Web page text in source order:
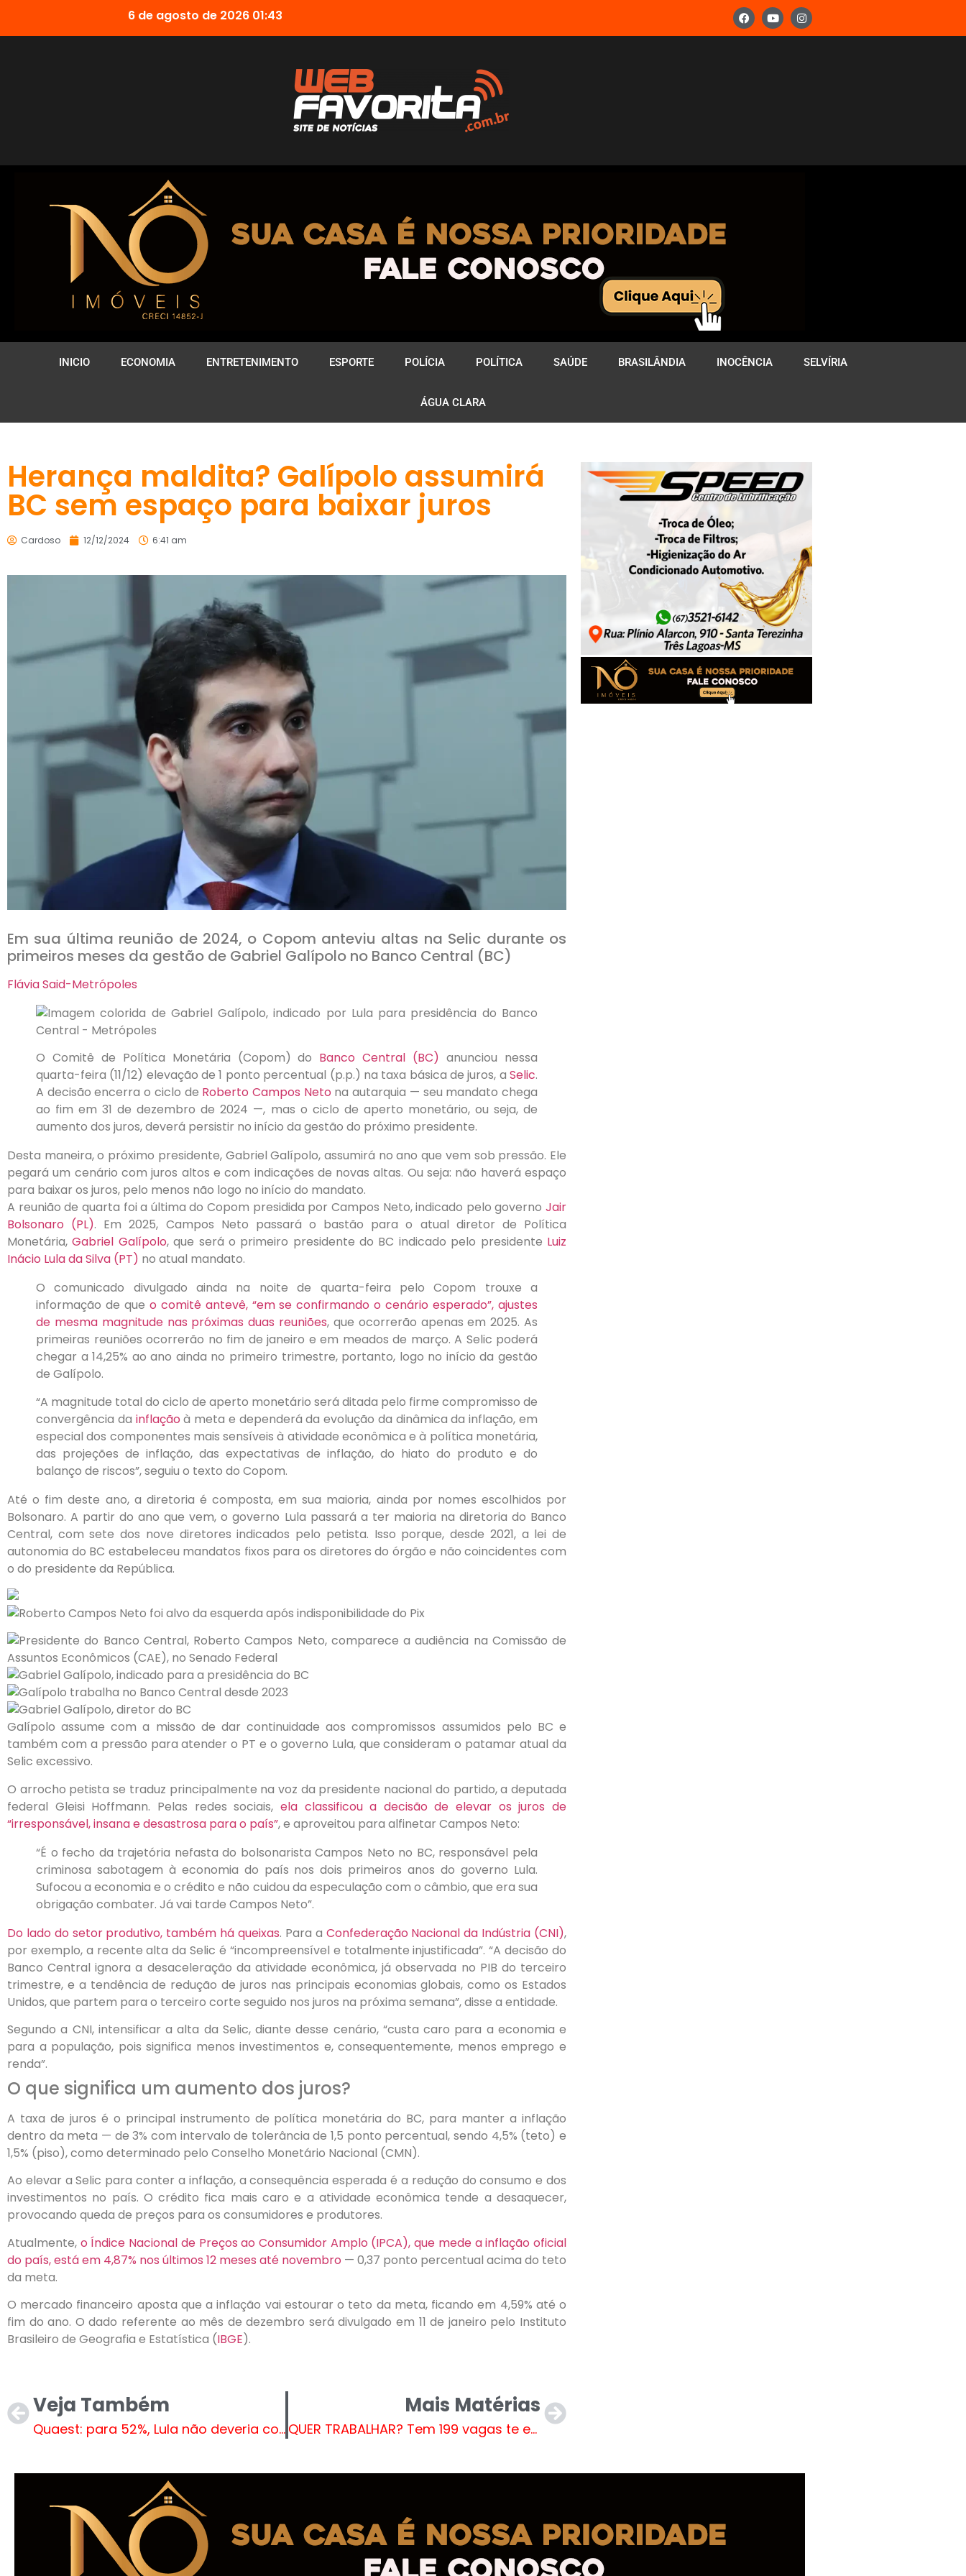
6 de agosto de 2026 01:43
INICIO ECONOMIA ENTRETENIMENTO ESPORTE POLÍCIA POLÍTICA SAÚDE BRASILÂNDIA INOCÊNCIA SELVÍRIA
ÁGUA CLARA
Herança maldita? Galípolo assumirá
BC sem espaço para baixar juros
Cardoso 12/12/2024 6:41 am
Em sua última reunião de 2024, o Copom anteviu altas na Selic durante os
primeiros meses da gestão de Gabriel Galípolo no Banco Central (BC)
Flávia Said-Metrópoles
O Comitê de Política Monetária (Copom) do Banco Central (BC) anunciou nessa
quarta-feira (11/12) elevação de 1 ponto percentual (p.p.) na taxa básica de juros, a Selic.
A decisão encerra o ciclo de Roberto Campos Neto na autarquia — seu mandato chega
ao fim em 31 de dezembro de 2024 —, mas o ciclo de aperto monetário, ou seja, de
aumento dos juros, deverá persistir no início da gestão do próximo presidente.
Desta maneira, o próximo presidente, Gabriel Galípolo, assumirá no ano que vem sob pressão. Ele
pegará um cenário com juros altos e com indicações de novas altas. Ou seja: não haverá espaço
para baixar os juros, pelo menos não logo no início do mandato.
A reunião de quarta foi a última do Copom presidida por Campos Neto, indicado pelo governo Jair
Bolsonaro (PL). Em 2025, Campos Neto passará o bastão para o atual diretor de Política
Monetária,Gabriel Galípolo, que será o primeiro presidente do BC indicado pelo presidente Luiz
Inácio Lula da Silva (PT) no atual mandato.
O comunicado divulgado ainda na noite de quarta-feira pelo Copom trouxe a
informação de que o comitê antevê, “em se confirmando o cenário esperado”, ajustes
de mesma magnitude nas próximas duas reuniões, que ocorrerão apenas em 2025. As
primeiras reuniões ocorrerão no fim de janeiro e em meados de março. A Selic poderá
chegar a 14,25% ao ano ainda no primeiro trimestre, portanto, logo no início da gestão
de Galípolo.
“A magnitude total do ciclo de aperto monetário será ditada pelo firme compromisso de
convergência da inflação à meta e dependerá da evolução da dinâmica da inflação, em
especial dos componentes mais sensíveis à atividade econômica e à política monetária,
das projeções de inflação, das expectativas de inflação, do hiato do produto e do
balanço de riscos”, seguiu o texto do Copom.
Até o fim deste ano, a diretoria é composta, em sua maioria, ainda por nomes escolhidos por
Bolsonaro. A partir do ano que vem, o governo Lula passará a ter maioria na diretoria do Banco
Central, com sete dos nove diretores indicados pelo petista. Isso porque, desde 2021, a lei de
autonomia do BC estabeleceu mandatos fixos para os diretores do órgão e não coincidentes com
o do presidente da República.
Galípolo assume com a missão de dar continuidade aos compromissos assumidos pelo BC e
também com a pressão para atender o PT e o governo Lula, que consideram o patamar atual da
Selic excessivo.
O arrocho petista se traduz principalmente na voz da presidente nacional do partido, a deputada
federal Gleisi Hoffmann. Pelas redes sociais, ela classificou a decisão de elevar os juros de
“irresponsável, insana e desastrosa para o país”, e aproveitou para alfinetar Campos Neto:
“É o fecho da trajetória nefasta do bolsonarista Campos Neto no BC, responsável pela
criminosa sabotagem à economia do país nos dois primeiros anos do governo Lula.
Sufocou a economia e o crédito e não cuidou da especulação com o câmbio, que era sua
obrigação combater. Já vai tarde Campos Neto”.
Do lado do setor produtivo, também há queixas. Para a Confederação Nacional da Indústria (CNI),
por exemplo, a recente alta da Selic é “incompreensível e totalmente injustificada”. “A decisão do
Banco Central ignora a desaceleração da atividade econômica, já observada no PIB do terceiro
trimestre, e a tendência de redução de juros nas principais economias globais, como os Estados
Unidos, que partem para o terceiro corte seguido nos juros na próxima semana”, disse a entidade.
Segundo a CNI, intensificar a alta da Selic, diante desse cenário, “custa caro para a economia e
para a população, pois significa menos investimentos e, consequentemente, menos emprego e
renda”.
O que significa um aumento dos juros?
A taxa de juros é o principal instrumento de política monetária do BC, para manter a inflação
dentro da meta — de 3% com intervalo de tolerância de 1,5 ponto percentual, sendo 4,5% (teto) e
1,5% (piso), como determinado pelo Conselho Monetário Nacional (CMN).
Ao elevar a Selic para conter a inflação, a consequência esperada é a redução do consumo e dos
investimentos no país. O crédito fica mais caro e a atividade econômica tende a desaquecer,
provocando queda de preços para os consumidores e produtores.
Atualmente, o Índice Nacional de Preços ao Consumidor Amplo (IPCA), que mede a inflação oficial
do país, está em 4,87% nos últimos 12 meses até novembro — 0,37 ponto percentual acima do teto
da meta.
O mercado financeiro aposta que a inflação vai estourar o teto da meta, ficando em 4,59% até o
fim do ano. O dado referente ao mês de dezembro será divulgado em 11 de janeiro pelo Instituto
Brasileiro de Geografia e Estatística (IBGE).
Veja Também
Quaest: para 52%, Lula não deveria concorrer à reeleição em 2026
Mais Matérias
QUER TRABALHAR? Tem 199 vagas te esperando em Três Lagoas